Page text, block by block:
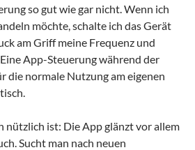
so gut wie gar nicht. Wenn ich
möchte, schalte ich das Gerät
am Griff meine Frequenz und
App-Steuerung während der
die normale Nutzung am eigenen
nützlich ist: Die App glänzt vor allem
Sucht man nach neuen